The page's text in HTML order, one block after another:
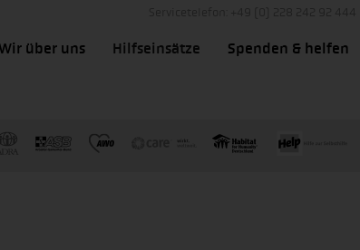
über uns Hilfseinsätze Spenden & helfen